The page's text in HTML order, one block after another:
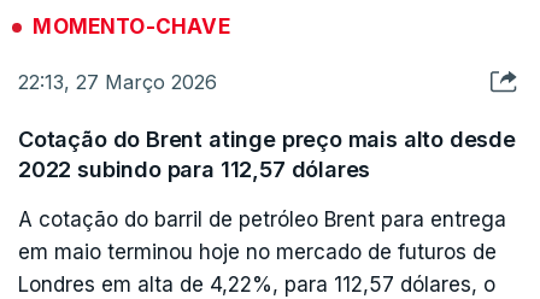
MOMENTO-CHAVE
22:13, 27 Março 2026
Cotação do Brent atinge preço mais alto desde
2022 subindo para 112,57 dólares
A cotação do barril de petróleo Brent para entrega
em maio terminou hoje no mercado de futuros de
Londres em alta de 4,22%, para 112,57 dólares, o